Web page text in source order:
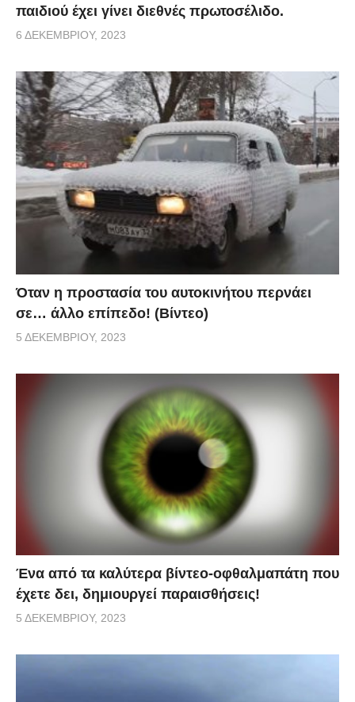
παιδιού έχει γίνει διεθνές πρωτοσέλιδο.
6 ΔΕΚΕΜΒΡΊΟΥ, 2023
Όταν η προστασία του αυτοκινήτου περνάει
σε… άλλο επίπεδο! (Βίντεο)
5 ΔΕΚΕΜΒΡΊΟΥ, 2023
Ένα από τα καλύτερα βίντεο-οφθαλμαπάτη που
έχετε δει, δημιουργεί παραισθήσεις!
5 ΔΕΚΕΜΒΡΊΟΥ, 2023